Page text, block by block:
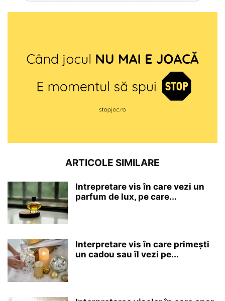
ARTICOLE SIMILARE
Intrepretare vis în care vezi un
parfum de lux, pe care...
Interpretare vis în care primești
un cadou sau îl vezi pe...